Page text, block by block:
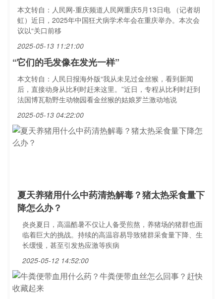
本文转自：人民网-重庆频道人民网重庆5月13日电 （记者胡
虹）近日，2025年中国狂犬病学术年会在重庆举办。本次会
议以“关口前移
2025-05-13 11:21:00
“它们的毛发像在发光一样”
本文转自：人民日报海外版“我从未见过金丝猴，看到新闻
后，直接动身从比利时赶来这里。”近日，专程从比利时赶到
法国博瓦勒野生动物园看金丝猴的姑娘罗兰激动地说
2025-05-13 04:22:00
夏天养猪用什么中药清热解毒？猪太热采食量下
降怎么办？
炎炎夏日，高温酷暑不仅让人备受煎熬，养猪场的猪群也面
临着巨大的挑战。持续的高温容易导致猪群采食量下降、生
长缓慢，甚至引发热应激等疾病
2025-05-12 14:52:00